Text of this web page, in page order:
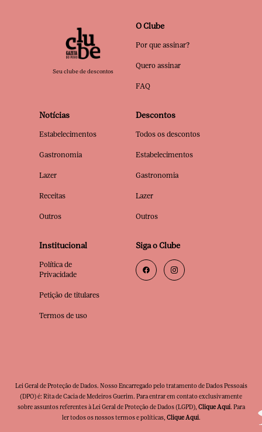
Seu clube de descontos
O Clube
Por que assinar?
Quero assinar
FAQ
Notícias
Estabelecimentos
Gastronomia
Lazer
Receitas
Outros
Descontos
Todos os descontos
Estabelecimentos
Gastronomia
Lazer
Outros
Institucional
Política de
Privacidade
Petição de titulares
Termos de uso
Siga o Clube
Lei Geral de Proteção de Dados. Nosso Encarregado pelo tratamento de Dados Pessoais
(DPO) é: Rita de Cacia de Medeiros Guerim. Para entrar em contato exclusivamente
sobre assuntos referentes à Lei Geral de Proteção de Dados (LGPD), Clique Aqui. Para
ler todos os nossos termos e políticas, Clique Aqui.